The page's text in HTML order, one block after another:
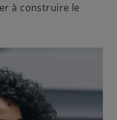
à construire le